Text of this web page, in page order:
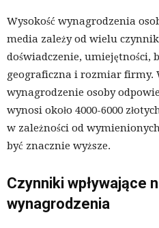
Wysokość wynagrodzenia
media zależy od wielu
doświadczenie, umiejętności,
geograficzna i rozmiar firmy.
wynagrodzenie osoby
wynosi około 4000-6000
w zależności od
być znacznie wyższe.
Czynniki wpływające
wynagrodzenia